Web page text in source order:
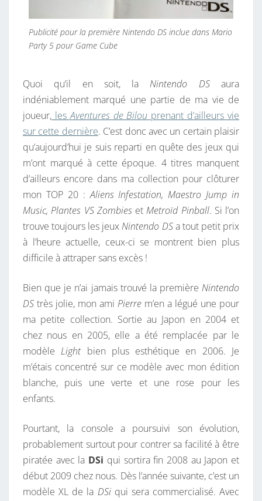
Publicité pour la première Nintendo DS inclue dans Mario
Party 5 pour Game Cube
Quoi qu’il en soit, laNintendo DSaura
indéniablement marqué une partie de ma vie de
joueur, lesAventures de Bilou prenant d’ailleurs vie
sur cette dernière. C’est donc avec un certain plaisir
qu’aujourd’hui je suis reparti en quête des jeux qui
m’ont marqué à cette époque. 4 titres manquent
d’ailleurs encore dans ma collection pour clôturer
mon TOP 20 :Aliens Infestation, Maestro Jump in
Music, Plantes VS ZombiesetMetroïd Pinball. Si l’on
trouve toujours les jeuxNintendo DSa tout petit prix
à l’heure actuelle, ceux-ci se montrent bien plus
difficile à attraper sans excès !
Bien que je n’ai jamais trouvé la première Nintendo
DS très jolie, mon ami Pierre m’en a légué une pour
ma petite collection. Sortie au Japon en 2004 et
chez nous en 2005, elle a été remplacée par le
modèleLightbien plus esthétique en 2006. Je
m’étais concentré sur ce modèle avec mon édition
blanche, puis une verte et une rose pour les
enfants.
Pourtant, la console a poursuivi son évolution,
probablement surtout pour contrer sa facilité à être
piratée avec la DSi qui sortira fin 2008 au Japon et
début 2009 chez nous. Dès l’année suivante, c’est un
modèle XL de la DSiqui sera commercialisé. Avec